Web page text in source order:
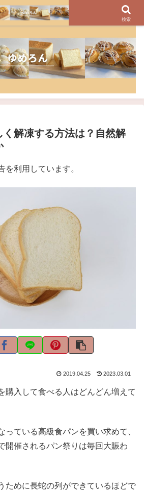
疑問や美味しく焼けるコツを紹介しています
く解凍する方法は？自然解
利用しています。
2019.04.25 2023.03.01
購入して食べる人はどんどん増えて
っている高級食パンを買い求めて、
開催されるパン祭りは毎回大賑わ
ために長蛇の列ができているほどで
検索